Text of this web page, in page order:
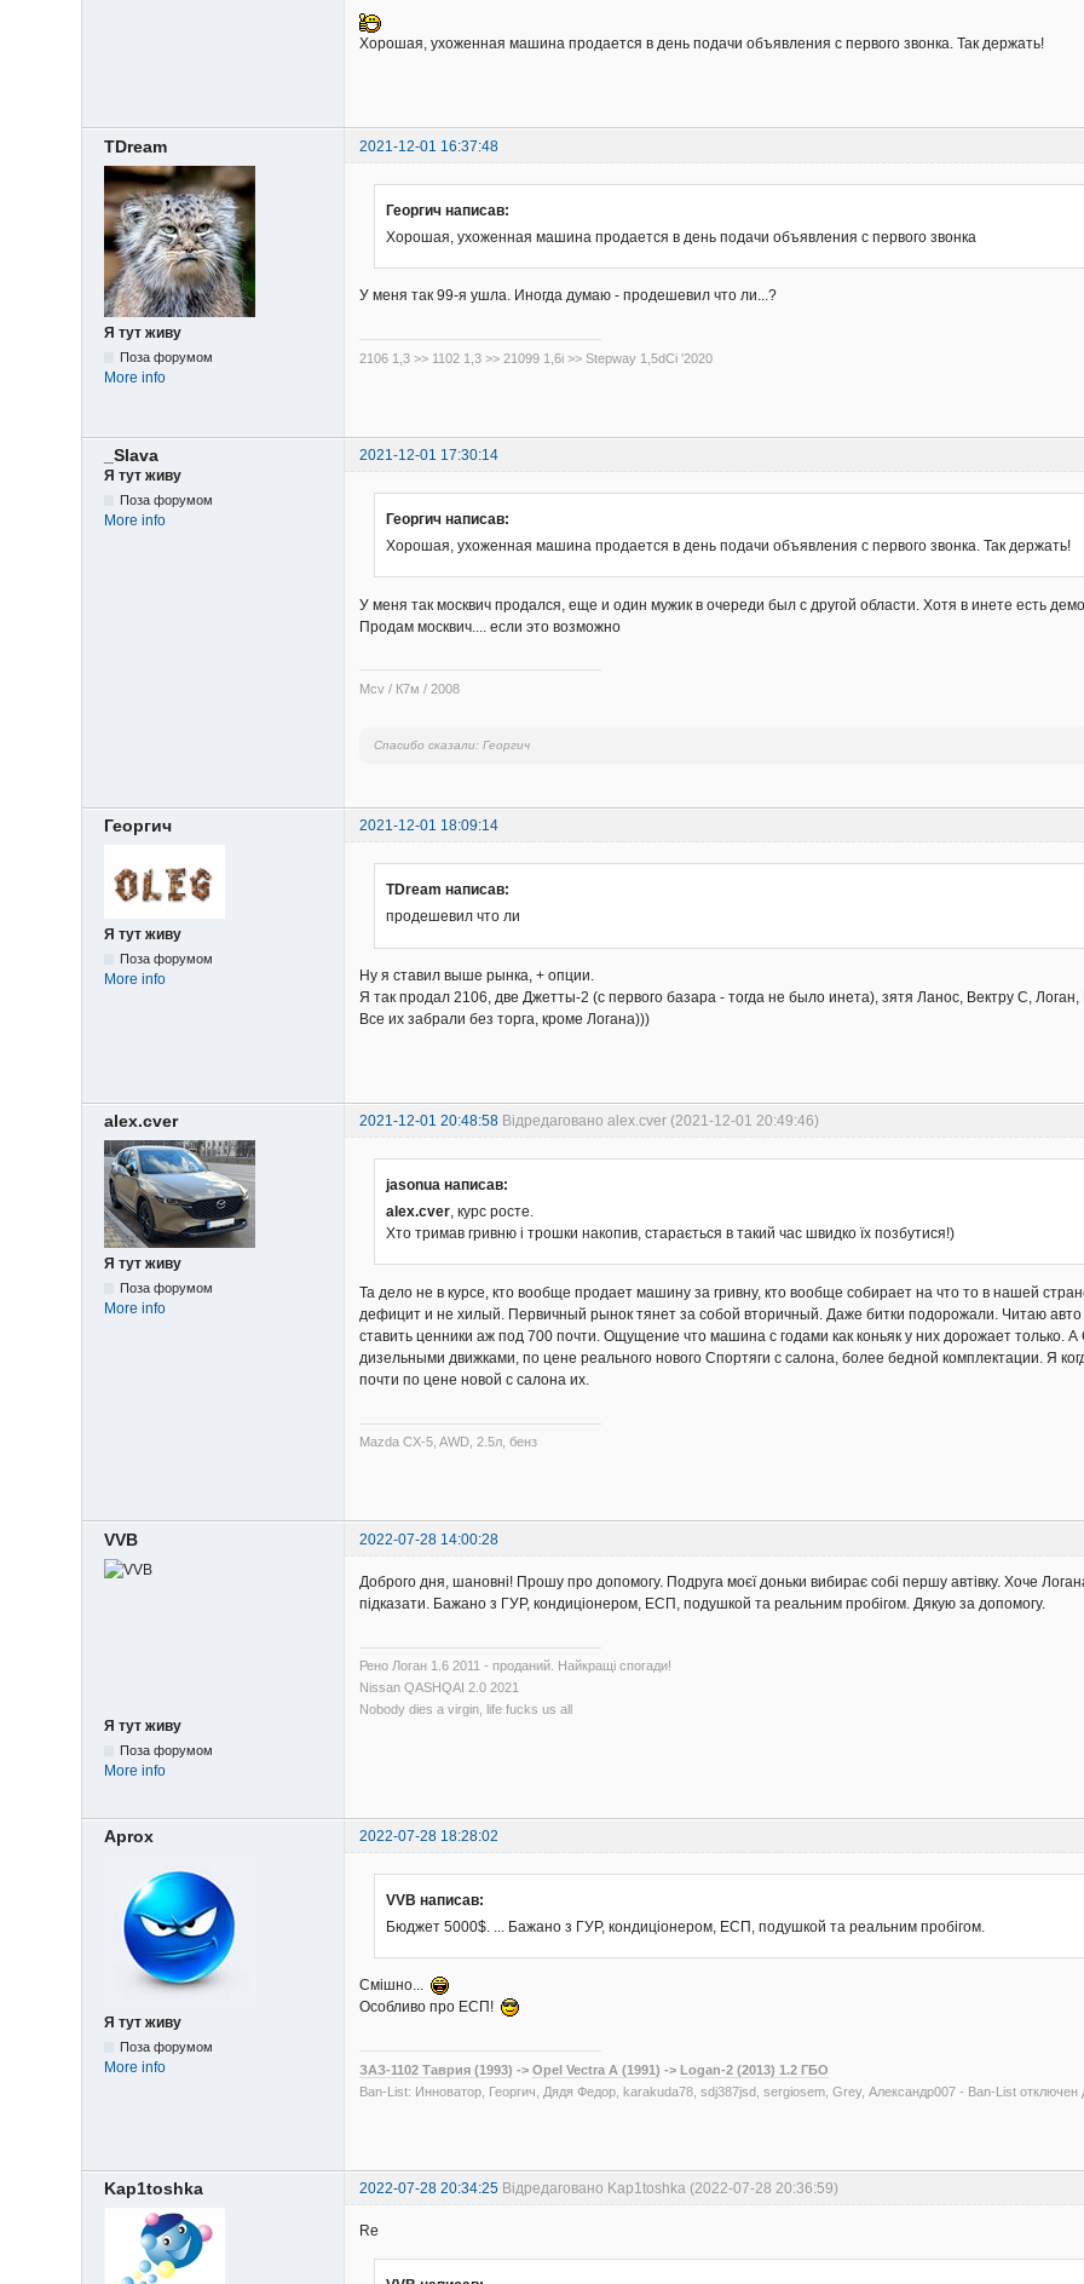
Хорошая, ухоженная машина продается в день подачи объявления с первого звонка. Так держать!
TDream 2021-12-01 16:37:48
Я тут живу
Поза форумом
More info
Георгич написав:
Хорошая, ухоженная машина продается в день подачи объявления с первого звонка
У меня так 99-я ушла. Иногда думаю - продешевил что ли...?
2106 1,3 >> 1102 1,3 >> 21099 1,6i >> Stepway 1,5dCi '2020
_Slava
2021-12-01 17:30:14
Я тут живу
Поза форумом
More info
Георгич написав:
Хорошая, ухоженная машина продается в день подачи объявления с первого звонка. Так держать!
У меня так москвич продался, еще и один мужик в очереди был с другой области. Хотя в инете есть
Продам москвич.... если это возможно
Mcv / К7м / 2008
Спасибо сказали:Георгич
Георгич 2021-12-01 18:09:14
Я тут живу
Поза форумом
More info
TDream написав:
продешевил что ли
Ну я ставил выше рынка, + опции.
Я так продал 2106, две Джетты-2 (с первого базара - тогда не было инета), зятя Ланос, Вектру С, Логан,
Все их забрали без торга, кроме Логана)))
alex.cver 2021-12-01 20:48:58 Відредаговано alex.cver (2021-12-01 20:49:46)
Я тут живу
Поза форумом
More info
jasonua написав:
alex.cver, курс росте.
Хто тримав гривню і трошки накопив, старається в такий час швидко їх позбутися!)
Та дело не в курсе, кто вообще продает машину за гривну, кто вообще собирает на что то в нашей
дефицит и не хилый. Первичный рынок тянет за собой вторичный. Даже битки подорожали. Читаю
ставить ценники аж под 700 почти. Ощущение что машина с годами как коньяк у них дорожает только.
дизельными движками, по цене реального нового Спортяги с салона, более бедной комплектации. Я
почти по цене новой с салона их.
Mazda CX-5, AWD, 2.5л, бенз
VVB 2022-07-28 14:00:28
Я тут живу
Поза форумом
More info
Доброго дня, шановні! Прошу про допомогу. Подруга моєї доньки вибирає собі першу автівку. Хоче
підказати. Бажано з ГУР, кондиціонером, ЕСП, подушкой та реальним пробігом. Дякую за допомогу.
Рено Логан 1.6 2011 - проданий. Найкращі спогади!
Nissan QASHQAI 2.0 2021
Nobody dies a virgin, life fucks us all
Aprox 2022-07-28 18:28:02
Я тут живу
Поза форумом
More info
VVB написав:
Бюджет 5000$. ... Бажано з ГУР, кондиціонером, ЕСП, подушкой та реальним пробігом.
Смішно...
Особливо про ЕСП!
ЗАЗ-1102 Таврия (1993) ->Opel Vectra A (1991) ->Logan-2 (2013) 1.2 ГБО
Ban-List: Инноватор, Георгич, Дядя Федор, karakuda78, sdj387jsd, sergiosem, Grey, Александр007 - Ban-List отключен
Kap1toshka 2022-07-28 20:34:25 Відредаговано Kap1toshka (2022-07-28 20:36:59)
Re